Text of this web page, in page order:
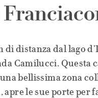
distanza dal lago
Camilucci. Questa
bellissima zona
le sue porte per